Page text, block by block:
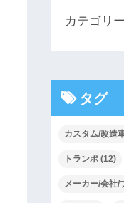
タグ
カスタム/改造
トランポ (12)
メーカー/会社/